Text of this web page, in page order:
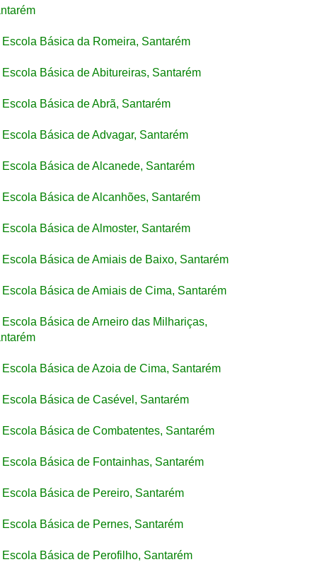
Escola Básica da Romeira, Santarém
Escola Básica de Abitureiras, Santarém
Escola Básica de Abrã, Santarém
Escola Básica de Advagar, Santarém
Escola Básica de Alcanede, Santarém
Escola Básica de Alcanhões, Santarém
Escola Básica de Almoster, Santarém
Escola Básica de Amiais de Baixo, Santarém
Escola Básica de Amiais de Cima, Santarém
Escola Básica de Arneiro das Milhariças,
Escola Básica de Azoia de Cima, Santarém
Escola Básica de Casével, Santarém
Escola Básica de Combatentes, Santarém
Escola Básica de Fontainhas, Santarém
Escola Básica de Pereiro, Santarém
Escola Básica de Pernes, Santarém
Escola Básica de Perofilho, Santarém